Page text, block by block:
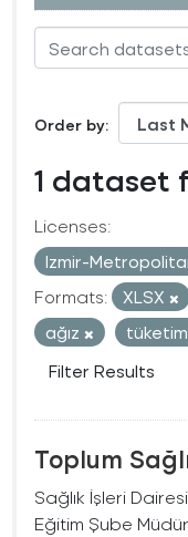
Order by
1 dataset
Licenses:
Izmir-
Formats:
XLSX
ağız
tüketim
Filter Results
Toplum
Sağlık İşleri
Eğitim Şube